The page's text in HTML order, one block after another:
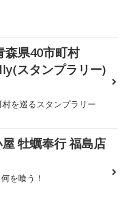
森県40市町村
スタンプラリー)
を巡るスタンプラリー
牡蠣奉行 福島店
を喰う！